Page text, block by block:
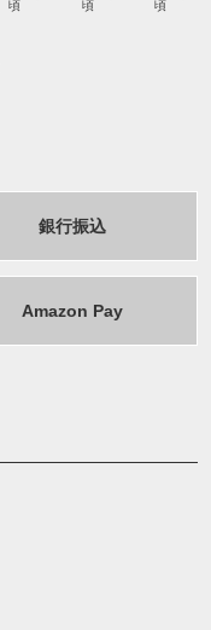
頃
頃
頃
銀行振込
Amazon Pay